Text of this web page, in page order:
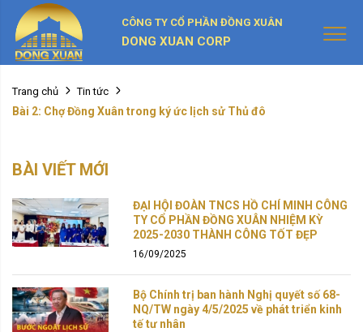
CÔNG TY CỔ PHẦN ĐỒNG XUÂN
DONG XUAN CORP
Trang chủ Tin tức
Bài 2: Chợ Đồng Xuân trong ký ức lịch sử Thủ đô
BÀI VIẾT MỚI
ĐẠI HỘI ĐOÀN TNCS HỒ CHÍ MINH CÔNG
TY CỔ PHẦN ĐỒNG XUÂN NHIỆM KỲ
2025-2030 THÀNH CÔNG TỐT ĐẸP
16/09/2025
Bộ Chính trị ban hành Nghị quyết số 68-
NQ/TW ngày 4/5/2025 về phát triển kinh
tế tư nhân